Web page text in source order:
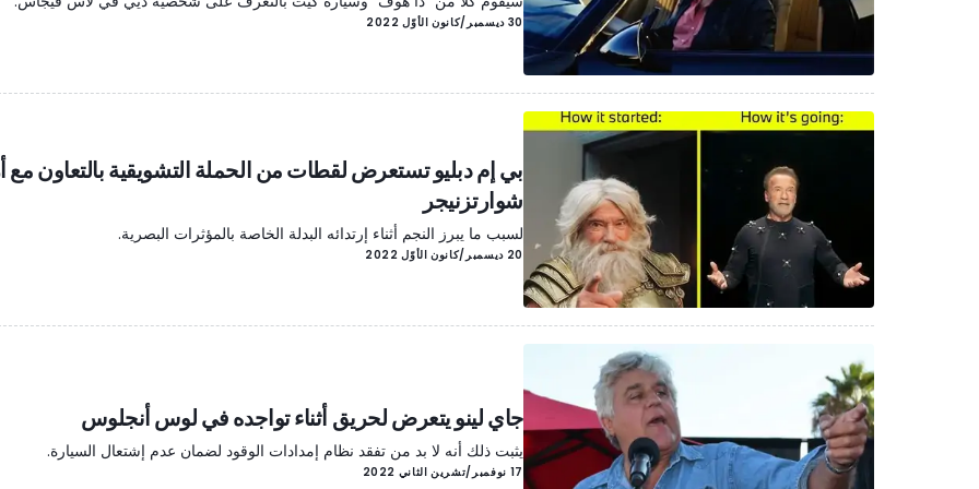
30 ديسمبر/كانون الأوّل 2022
بي إم دبليو تستعرض لقطات من الحملة التشويقية بالتعاون مع
شوارتزنيجر
لسبب ما يبرز النجم أثناء إرتدائه البدلة الخاصة بالمؤثرات البصرية.
20 ديسمبر/كانون الأوّل 2022
جاي لينو يتعرض لحريق أثناء تواجده في لوس أنجلوس
يثبت ذلك أنه لا بد من تفقد نظام إمدادات الوقود لضمان عدم إشتعال السيارة.
17 نوفمبر/تشرين الثاني 2022